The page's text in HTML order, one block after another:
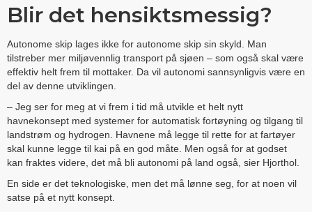
Blir det hensiktsmessig?
Autonome skip lages ikke for autonome skip sin skyld. Man
tilstreber mer miljøvennlig transport på sjøen – som også skal være
effektiv helt frem til mottaker. Da vil autonomi sannsynligvis være en
del av denne utviklingen.
– Jeg ser for meg at vi frem i tid må utvikle et helt nytt
havnekonsept med systemer for automatisk fortøyning og tilgang til
landstrøm og hydrogen. Havnene må legge til rette for at fartøyer
skal kunne legge til kai på en god måte. Men også for at godset
kan fraktes videre, det må bli autonomi på land også, sier Hjorthol.
En side er det teknologiske, men det må lønne seg, for at noen vil
satse på et nytt konsept.